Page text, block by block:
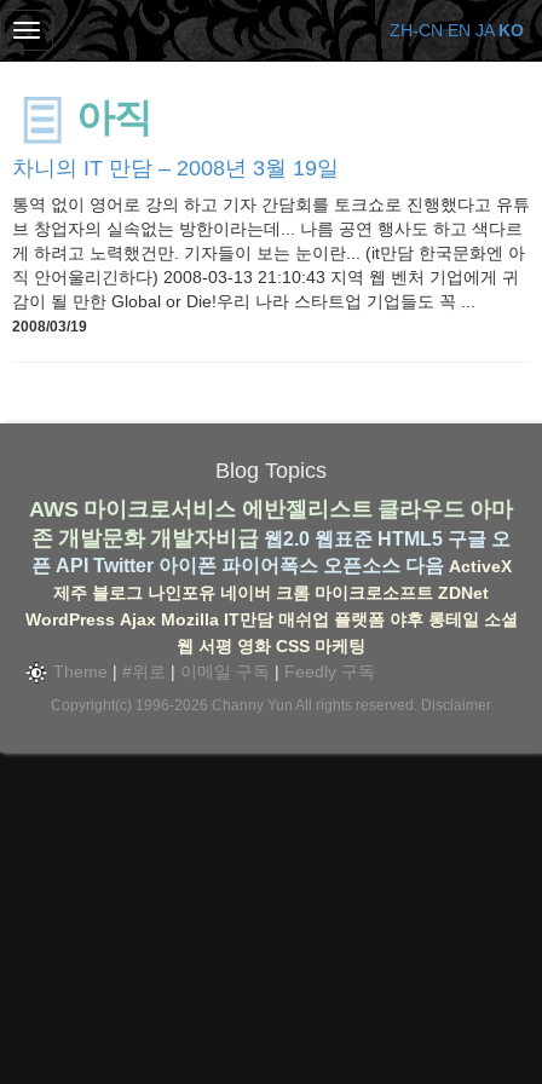
아직
차니의 IT 만담 – 2008년 3월 19일
통역 없이 영어로 강의 하고 기자 간담회를 토크쇼로 진행했다고 유튜
브 창업자의 실속없는 방한이라는데... 나름 공연 행사도 하고 색다르
게 하려고 노력했건만. 기자들이 보는 눈이란... (it만담 한국문화엔 아
직 안어울리긴하다) 2008-03-13 21:10:43 지역 웹 벤처 기업에게 귀
감이 될 만한 Global or Die!우리 나라 스타트업 기업들도 꼭 ...
2008/03/19
Blog Topics
AWS 마이크로서비스 에반젤리스트 클라우드 아마
존 개발문화 개발자비급 웹2.0 웹표준 HTML5 구글 오
픈 API Twitter 아이폰 파이어폭스 오픈소스 다음 ActiveX
제주 블로그 나인포유 네이버 크롬 마이크로소프트 ZDNet
WordPress Ajax Mozilla IT만담 매쉬업 플랫폼 야후 롱테일 소셜
웹 서평 영화 CSS 마케팅
Theme | #위로 | 이메일 구독 | Feedly 구독
Copyright(c) 1996-2026 Channy Yun All rights reserved. Disclaimer
ZH-CN EN JA KO